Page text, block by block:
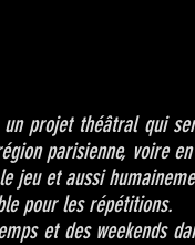
projet théâtral qui
parisienne, voire en
jeu et aussi
pour les répétitions.
et des weekends